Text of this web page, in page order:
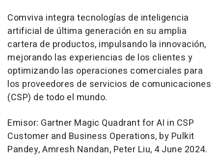
Comviva integra tecnologías de inteligencia
artificial de última generación en su amplia
cartera de productos, impulsando la innovación,
mejorando las experiencias de los clientes y
optimizando las operaciones comerciales para
los proveedores de servicios de comunicaciones
(CSP) de todo el mundo.
Emisor: Gartner Magic Quadrant for AI in CSP
Customer and Business Operations, by Pulkit
Pandey,Amresh Nandan, Peter Liu, 4 June 2024.